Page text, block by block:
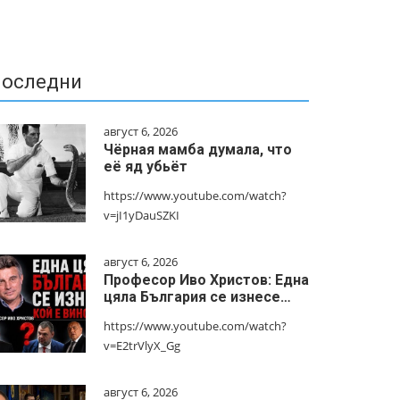
август 6, 2026
Чёрная мамба думала, что
её яд убьёт
https://www.youtube.com/watch?
v=jI1yDauSZKI
август 6, 2026
Професор Иво Христов: Една
цяла България се изнесе…
https://www.youtube.com/watch?
v=E2trVlyX_Gg
август 6, 2026